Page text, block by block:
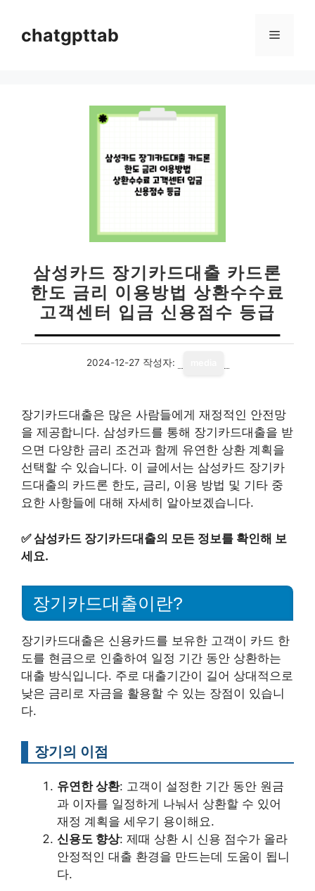
chatgpttab 메
삼성카드 장기카드대출 카드론
한도 금리 이용방법 상환수수료
고객센터 입금 신용점수 등급
2024-12-27 작성자:
장기카드대출은 많은 사람들에게 재정적인 안전망
을 제공합니다. 삼성카드를 통해 장기카드대출을 받
으면 다양한 금리 조건과 함께 유연한 상환 계획을
선택할 수 있습니다. 이 글에서는 삼성카드 장기카
드대출의 카드론 한도, 금리, 이용 방법 및 기타 중
요한 사항들에 대해 자세히 알아보겠습니다.
✅삼성카드 장기카드대출의 모든 정보를 확인해 보
세요.
장기카드대출이란?
장기카드대출은 신용카드를 보유한 고객이 카드 한
도를 현금으로 인출하여 일정 기간 동안 상환하는
대출 방식입니다. 주로 대출기간이 길어 상대적으로
낮은 금리로 자금을 활용할 수 있는 장점이 있습니
다.
장기의 이점
유연한 상환: 고객이 설정한 기간 동안 원금
과 이자를 일정하게 나눠서 상환할 수 있어
재정 계획을 세우기 용이해요.
신용도 향상: 제때 상환 시 신용 점수가 올라
안정적인 대출 환경을 만드는데 도움이 됩니
다.